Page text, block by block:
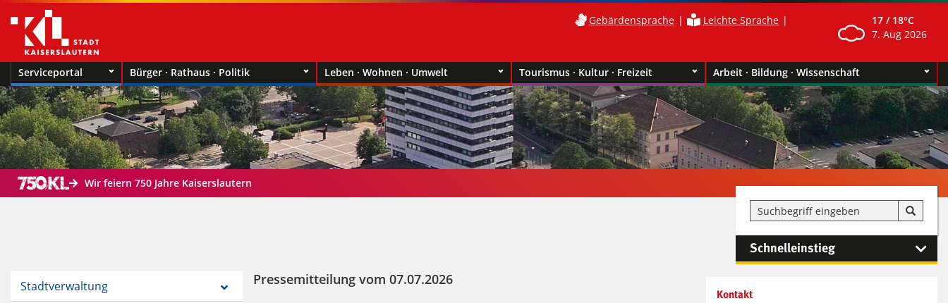
Gebärdensprache Leichte Sprache 17 / 18°C
7. Aug 2026
Serviceportal Bürger · Rathaus · Politik Leben · Wohnen · Umwelt Tourismus · Kultur · Freizeit Arbeit · Bildung · Wissenschaft
Wir feiern 750 Jahre Kaiserslautern
Schnelleinstieg
Stadtverwaltung
Pressemitteilung vom 07.07.2026
Kontakt